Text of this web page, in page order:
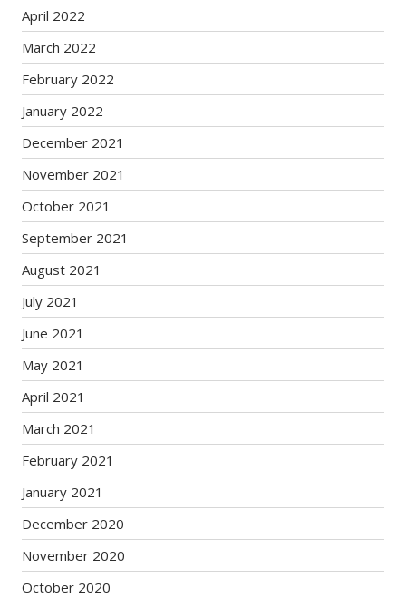
April 2022
March 2022
February 2022
January 2022
December 2021
November 2021
October 2021
September 2021
August 2021
July 2021
June 2021
May 2021
April 2021
March 2021
February 2021
January 2021
December 2020
November 2020
October 2020